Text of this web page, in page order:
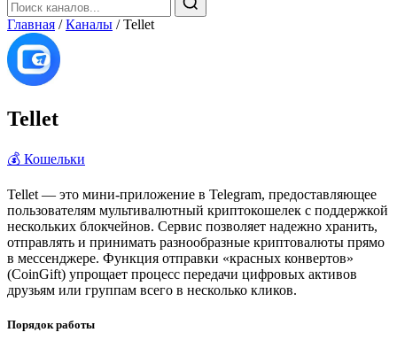
Главная / Каналы / Tellet
Tellet
💰 Кошельки
Tellet — это мини-приложение в Telegram, предоставляющее
пользователям мультивалютный криптокошелек с поддержкой
нескольких блокчейнов. Сервис позволяет надежно хранить,
отправлять и принимать разнообразные криптовалюты прямо
в мессенджере. Функция отправки «красных конвертов»
(CoinGift) упрощает процесс передачи цифровых активов
друзьям или группам всего в несколько кликов.
Порядок работы